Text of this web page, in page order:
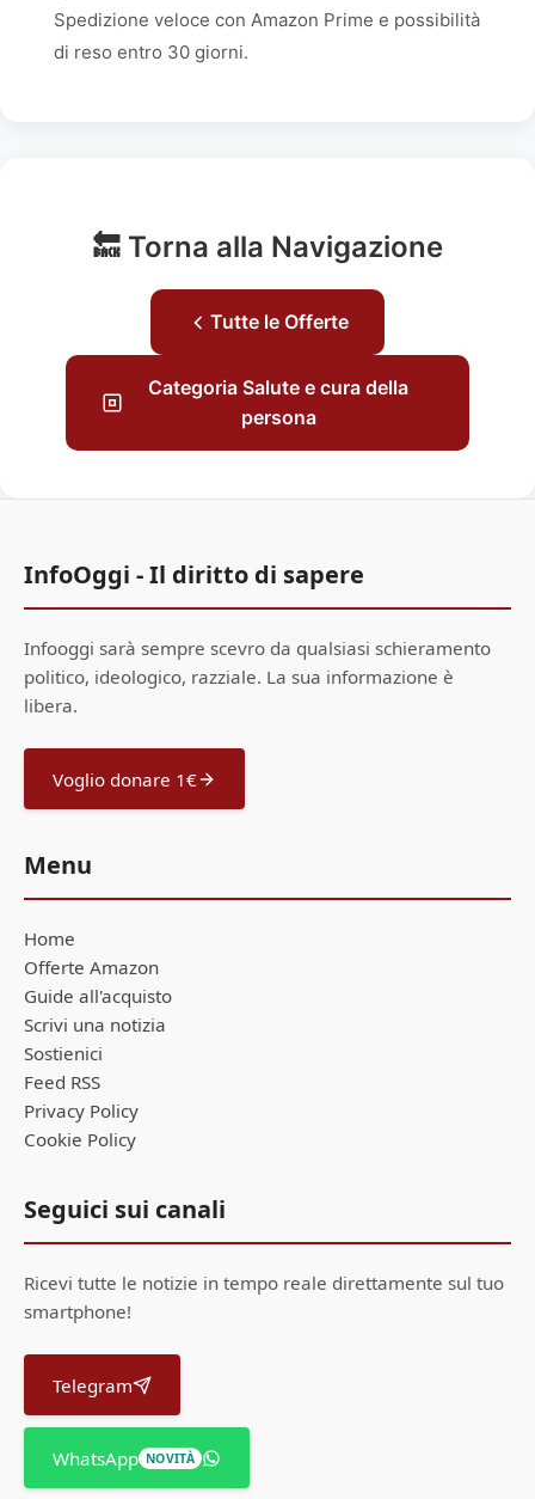
Spedizione veloce con Amazon Prime e possibilità
di reso entro 30 giorni.
🔙 Torna alla Navigazione
Tutte le Offerte
Categoria Salute e cura della
persona
InfoOggi - Il diritto di sapere
Infooggi sarà sempre scevro da qualsiasi schieramento
politico, ideologico, razziale. La sua informazione è
libera.
Voglio donare 1€
Menu
Home
Offerte Amazon
Guide all'acquisto
Scrivi una notizia
Sostienici
Feed RSS
Privacy Policy
Cookie Policy
Seguici sui canali
Ricevi tutte le notizie in tempo reale direttamente sul tuo
smartphone!
Telegram
WhatsApp NOVITÀ